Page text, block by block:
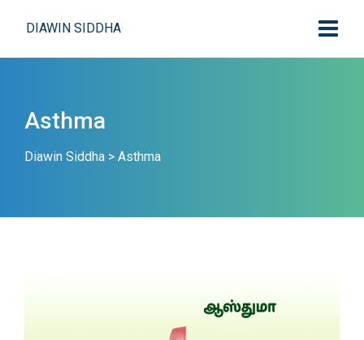
DIAWIN SIDDHA
Asthma
Diawin Siddha > Asthma